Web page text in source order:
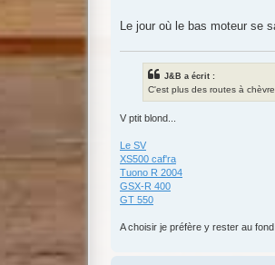
Le jour où le bas moteur se
J&B a écrit :
C'est plus des routes à
V ptit blond...
Le SV
XS500 caf'ra
Tuono R 2004
GSX-R 400
GT 550
A choisir je préfère y rester au